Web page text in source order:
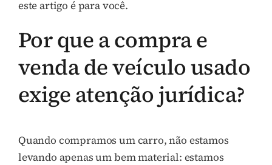
este artigo é para você.
Por que a compra e
venda de veículo usado
exige atenção jurídica?
Quando compramos um carro, não estamos
levando apenas um bem material: estamos